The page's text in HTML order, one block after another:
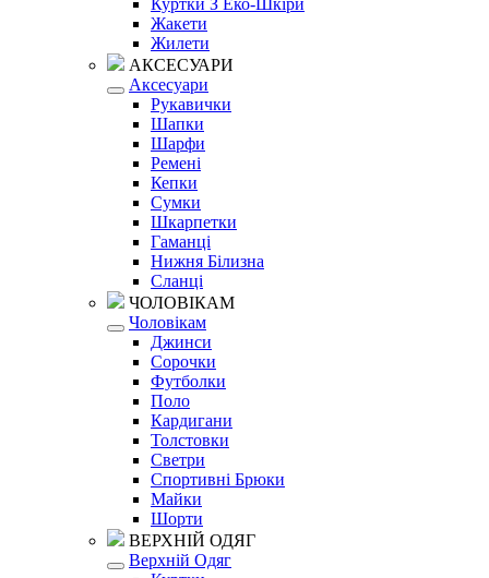
Куртки З Еко-Шкіри
Жакети
Жилети
АКСЕСУАРИ
Аксесуари
Рукавички
Шапки
Шарфи
Ремені
Кепки
Сумки
Шкарпетки
Гаманці
Нижня Білизна
Сланці
ЧОЛОВІКАМ
Чоловікам
Джинси
Сорочки
Футболки
Поло
Кардигани
Толстовки
Светри
Спортивні Брюки
Майки
Шорти
ВЕРХНІЙ ОДЯГ
Верхній Одяг